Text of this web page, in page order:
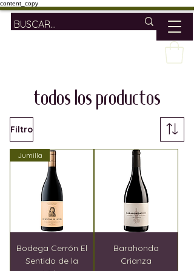
content_copy
todos los productos
Filtro
Jumilla
Bodega Cerrón El
Sentido de la
Barahonda
Crianza